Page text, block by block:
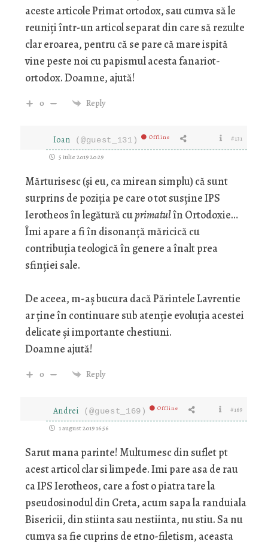
aceste articole Primat ortodox, sau cumva să le
reuniți într-un articol separat din care să rezulte
clar eroarea, pentru că se pare că mare ispită
vine peste noi cu papismul acesta fanariot-
ortodox. Doamne, ajută!
0 Reply
Ioan (@guest_131) Offline #131
5 iulie 2019 20:29
Mărturisesc (și eu, ca mirean simplu) că sunt
surprins de poziția pe care o tot susține IPS
Ierotheos în legătură cuprimatulîn Ortodoxie…
Îmi apare a fi în disonanță măricică cu
contribuția teologică în genere a înalt prea
sfinției sale.
De aceea, m-aș bucura dacă Părintele Lavrentie
ar ține în continuare sub atenție evoluția acestei
delicate și importante chestiuni.
Doamne ajută!
0 Reply
Andrei (@guest_169) Offline #169
1 august 2019 16:56
Sarut mana parinte! Multumesc din suflet pt
acest articol clar si limpede. Imi pare asa de rau
ca IPS Ierotheos, care a fost o piatra tare la
pseudosinodul din Creta, acum sapa la randuiala
Bisericii, din stiinta sau nestiinta, nu stiu. Sa nu
cumva sa fie cuprins de etno-filetism, aceasta